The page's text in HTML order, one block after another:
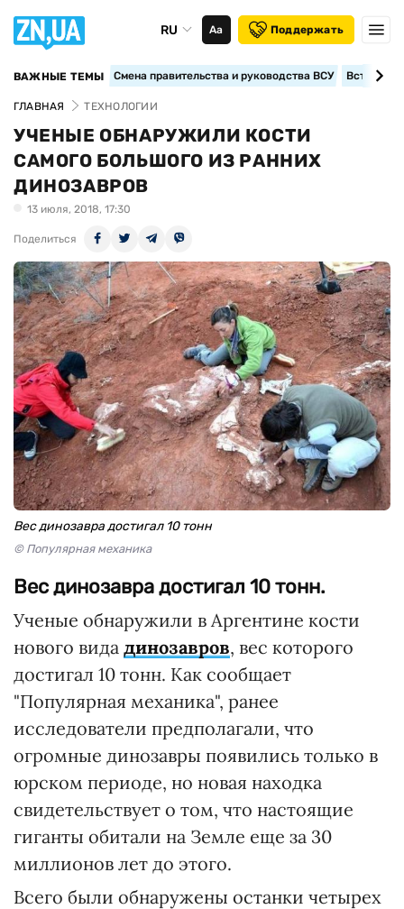
RU Аа Поддержать
ВАЖНЫЕ ТЕМЫ Смена правительства и руководства ВСУ
ГЛАВНАЯ ТЕХНОЛОГИИ
УЧЕНЫЕ ОБНАРУЖИЛИ КОСТИ
САМОГО БОЛЬШОГО ИЗ РАННИХ
ДИНОЗАВРОВ
13 июля, 2018, 17:30
Поделиться
Вес динозавра достигал 10 тонн
© Популярная механика
Вес динозавра достигал 10 тонн.
Ученые обнаружили в Аргентине кости
нового вида динозавров, вес которого
достигал 10 тонн. Как сообщает
"Популярная механика", ранее
исследователи предполагали, что
огромные динозавры появились только в
юрском периоде, но новая находка
свидетельствует о том, что настоящие
гиганты обитали на Земле еще за 30
миллионов лет до этого.
Всего были обнаружены останки четырех